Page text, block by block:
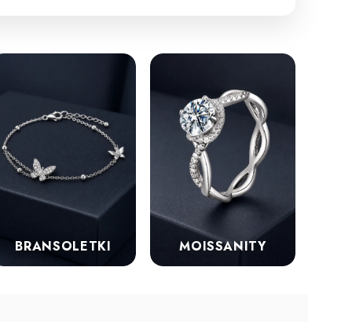
BRANSOLETKI MOISSANITY